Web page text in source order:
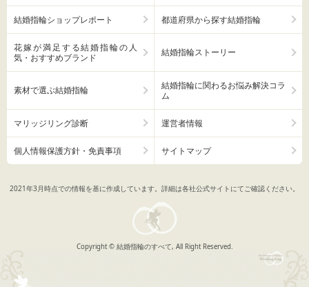
結婚指輪ショップレポート 都道府県から探す結婚指輪
花嫁が満足する結婚指輪の人
気・おすすめブランド
結婚指輪ストーリー
素材で選ぶ結婚指輪
結婚指輪に関わるお悩み解決コラ
ム
マリッジリング診断 運営者情報
個人情報保護方針・免責事項 サイトマップ
2021年3月時点での情報を基に作成しています。詳細は各社公式サイトにてご確認ください。
Copyright © 結婚指輪のすべて, All Right Reserved.